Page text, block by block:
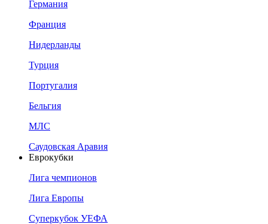
Германия
Франция
Нидерланды
Турция
Португалия
Бельгия
МЛС
Саудовская Аравия
Еврокубки
Лига чемпионов
Лига Европы
Суперкубок УЕФА